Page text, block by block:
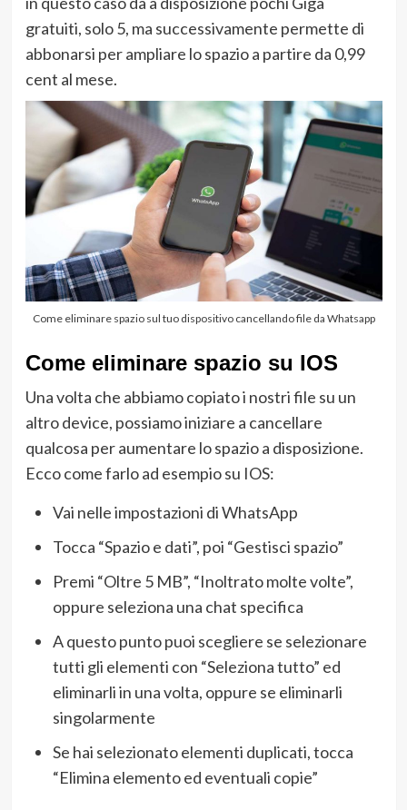
gratuiti, solo 5, ma successivamente permette di
abbonarsi per ampliare lo spazio a partire da 0,99
cent al mese.
Come eliminare spazio sul tuo dispositivo cancellando file da Whatsapp
Come eliminare spazio su IOS
Una volta che abbiamo copiato i nostri file su un
altro device, possiamo iniziare a cancellare
qualcosa per aumentare lo spazio a disposizione.
Ecco come farlo ad esempio su IOS:
Vai nelle impostazioni di WhatsApp
Tocca “Spazio e dati”, poi “Gestisci spazio”
Premi “Oltre 5 MB”, “Inoltrato molte volte”,
oppure seleziona una chat specifica
A questo punto puoi scegliere se selezionare
tutti gli elementi con “Seleziona tutto” ed
eliminarli in una volta, oppure se eliminarli
singolarmente
Se hai selezionato elementi duplicati, tocca
“Elimina elemento ed eventuali copie”